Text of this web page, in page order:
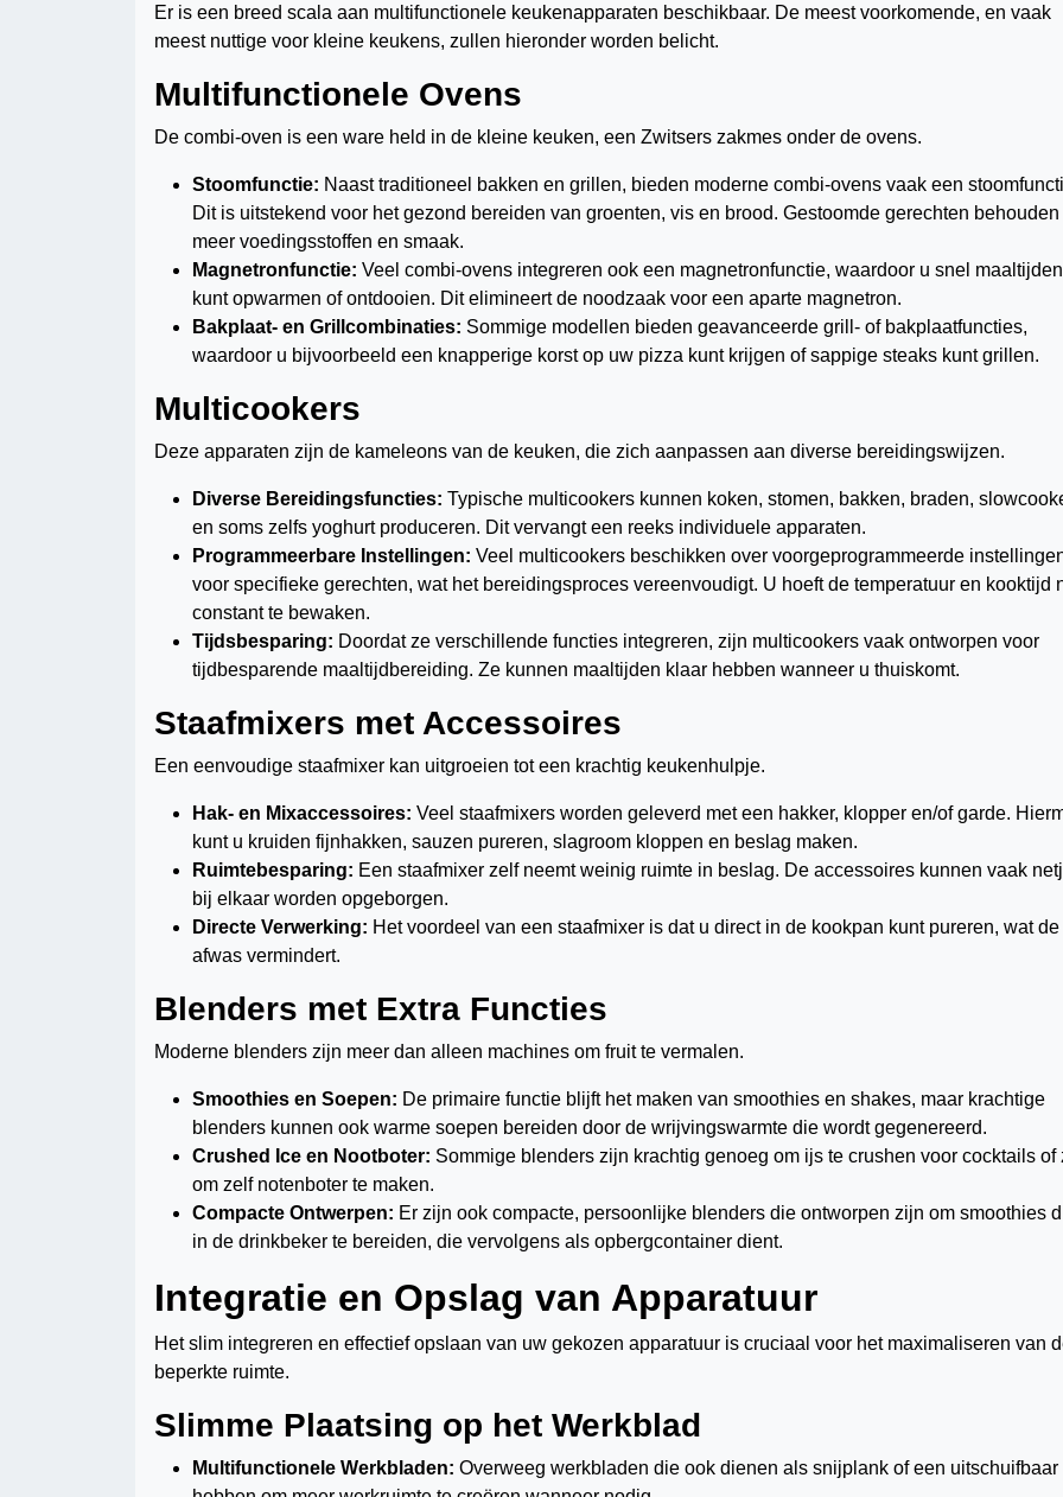
Er is een breed scala aan multifunctionele keukenapparaten beschikbaar. De meest voorkomende, en vaak
meest nuttige voor kleine keukens, zullen hieronder worden belicht.
Multifunctionele Ovens
De combi-oven is een ware held in de kleine keuken, een Zwitsers zakmes onder de ovens.
Stoomfunctie: Naast traditioneel bakken en grillen, bieden moderne combi-ovens vaak een
Dit is uitstekend voor het gezond bereiden van groenten, vis en brood. Gestoomde gerechten behouden
meer voedingsstoffen en smaak.
Magnetronfunctie: Veel combi-ovens integreren ook een magnetronfunctie, waardoor u snel maaltijden
kunt opwarmen of ontdooien. Dit elimineert de noodzaak voor een aparte magnetron.
Bakplaat- en Grillcombinaties: Sommige modellen bieden geavanceerde grill- of bakplaatfuncties,
waardoor u bijvoorbeeld een knapperige korst op uw pizza kunt krijgen of sappige steaks kunt grillen.
Multicookers
Deze apparaten zijn de kameleons van de keuken, die zich aanpassen aan diverse bereidingswijzen.
Diverse Bereidingsfuncties: Typische multicookers kunnen koken, stomen, bakken, braden,
en soms zelfs yoghurt produceren. Dit vervangt een reeks individuele apparaten.
Programmeerbare Instellingen: Veel multicookers beschikken over voorgeprogrammeerde
voor specifieke gerechten, wat het bereidingsproces vereenvoudigt. U hoeft de temperatuur en kooktijd
constant te bewaken.
Tijdsbesparing: Doordat ze verschillende functies integreren, zijn multicookers vaak ontworpen voor
tijdbesparende maaltijdbereiding. Ze kunnen maaltijden klaar hebben wanneer u thuiskomt.
Staafmixers met Accessoires
Een eenvoudige staafmixer kan uitgroeien tot een krachtig keukenhulpje.
Hak- en Mixaccessoires: Veel staafmixers worden geleverd met een hakker, klopper en/of garde.
kunt u kruiden fijnhakken, sauzen pureren, slagroom kloppen en beslag maken.
Ruimtebesparing: Een staafmixer zelf neemt weinig ruimte in beslag. De accessoires kunnen vaak
bij elkaar worden opgeborgen.
Directe Verwerking: Het voordeel van een staafmixer is dat u direct in de kookpan kunt pureren, wat de
afwas vermindert.
Blenders met Extra Functies
Moderne blenders zijn meer dan alleen machines om fruit te vermalen.
Smoothies en Soepen: De primaire functie blijft het maken van smoothies en shakes, maar krachtige
blenders kunnen ook warme soepen bereiden door de wrijvingswarmte die wordt gegenereerd.
Crushed Ice en Nootboter: Sommige blenders zijn krachtig genoeg om ijs te crushen voor cocktails of
om zelf notenboter te maken.
Compacte Ontwerpen: Er zijn ook compacte, persoonlijke blenders die ontworpen zijn om smoothies
in de drinkbeker te bereiden, die vervolgens als opbergcontainer dient.
Integratie en Opslag van Apparatuur
Het slim integreren en effectief opslaan van uw gekozen apparatuur is cruciaal voor het maximaliseren van
beperkte ruimte.
Slimme Plaatsing op het Werkblad
Multifunctionele Werkbladen: Overweeg werkbladen die ook dienen als snijplank of een uitschuifbaar